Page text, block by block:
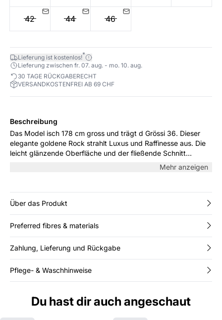
42 44 46
Lieferung ist kostenlos!*
Lieferung zwischen fr. 07. aug. - mo. 10. aug.
30 TAGE RÜCKGABERECHT
VERSANDKOSTENFREI AB 69 CHF
Beschreibung
Das Model isch 178 cm gross und trägt d Grössi 36. Dieser
elegante goldene Rock strahlt Luxus und Raffinesse aus. Die
leicht glänzende Oberfläche und der fließende Schnitt
schaffen eine raffinierte Silhouette, die den Rock perfekt für
festliche Anlässe macht. Mit seinem elastischen Bund ist er
einem einfachen Oberteil für einen glamourösen Look oder
einem Strickpullover für einen lässigeren Stil kombinieren.
Mehr anzeigen
Über das Produkt
Preferred fibres & materials
Zahlung, Lieferung und Rückgabe
Pflege- & Waschhinweise
Du hast dir auch angeschaut